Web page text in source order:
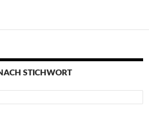
STICHWORT